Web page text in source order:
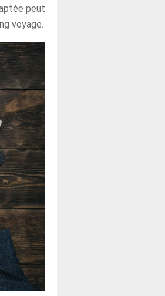
peut
voyage.